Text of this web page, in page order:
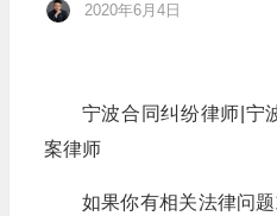
2020年6月4日
宁波合同纠纷律师|宁
案律师
如果你有相关法律问